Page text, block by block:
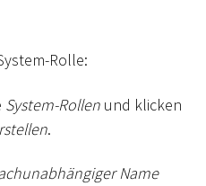
Rolle:
System-Rollen und klicken
.
Name